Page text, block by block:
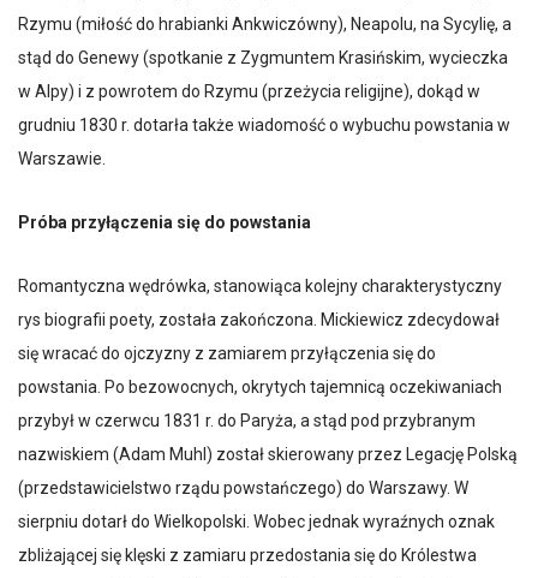
Rzymu (miłość do hrabianki Ankwiczówny), Neapolu, na Sycylię, a
stąd do Genewy (spotkanie z Zygmuntem Krasińskim, wycieczka
w Alpy) i z powrotem do Rzymu (przeżycia religijne), dokąd w
grudniu 1830 r. dotarła także wiadomość o wybuchu powstania w
Warszawie.
Próba przyłączenia się do powstania
Romantyczna wędrówka, stanowiąca kolejny charakterystyczny
rys biografii poety, została zakończona. Mickiewicz zdecydował
się wracać do ojczyzny z zamiarem przyłączenia się do
powstania. Po bezowocnych, okrytych tajemnicą oczekiwaniach
przybył w czerwcu 1831 r. do Paryża, a stąd pod przybranym
nazwiskiem (Adam Muhl) został skierowany przez Legację Polską
(przedstawicielstwo rządu powstańczego) do Warszawy. W
sierpniu dotarł do Wielkopolski. Wobec jednak wyraźnych oznak
zbliżającej się klęski z zamiaru przedostania się do Królestwa